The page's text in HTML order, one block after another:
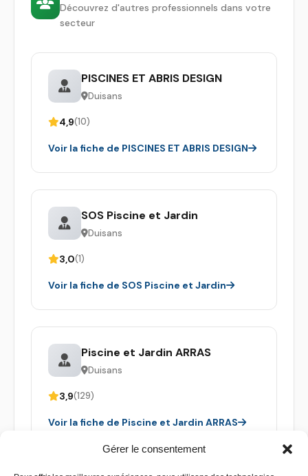
Gérer le consentement
Découvrez d'autres professionnels dans votre
secteur
PISCINES ET ABRIS DESIGN
Duisans
4,9(10)
Voir la fiche de PISCINES ET ABRIS DESIGN
SOS Piscine et Jardin
Duisans
3,0(1)
Voir la fiche de SOS Piscine et Jardin
Piscine et Jardin ARRAS
Duisans
3,9(129)
Voir la fiche de Piscine et Jardin ARRAS